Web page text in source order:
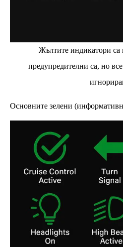
Жълтите индикатори са
предупредителни са, но
Основните зелени